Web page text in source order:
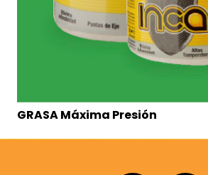
GRASA Máxima Presión